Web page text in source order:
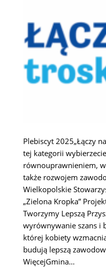
Plebiscyt 2025„Łączy
tej kategorii
równouprawnieniem,
także rozwojem
Wielkopolskie
„Zielona Kropka”
Tworzymy Lepszą
wyrównywanie szans i
której kobiety
budują lepszą
WięcejGmina…